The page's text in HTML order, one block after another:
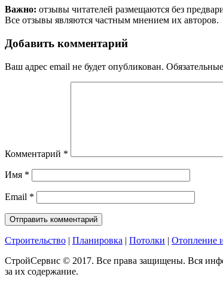
Важно: отзывы читателей размещаются без
Все отзывы являются частным мнением их авторов.
Добавить комментарий
Ваш адрес email не будет опубликован.
Комментарий *
Имя *
Email *
Строительство | Планировка | Потолки | Отопление
СтройСервис © 2017. Все права защищены. Вся
за их содержание.